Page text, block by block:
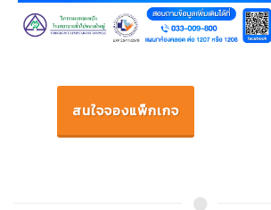
สนใจจองแพ็กเกจ